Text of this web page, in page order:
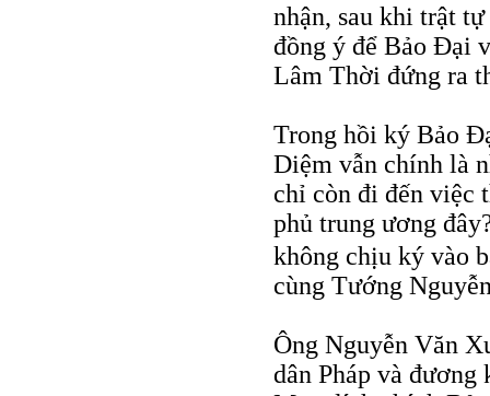
nhận, sau khi trật
đồng ý để Bảo Đại
Lâm Thời đứng ra
Trong hồi ký Bảo
Diệm vẫn chính là
chỉ còn đi đến việc
phủ trung ương
không chịu ký vào
cùng Tướng
Ông Nguyễn Văn
dân Pháp và